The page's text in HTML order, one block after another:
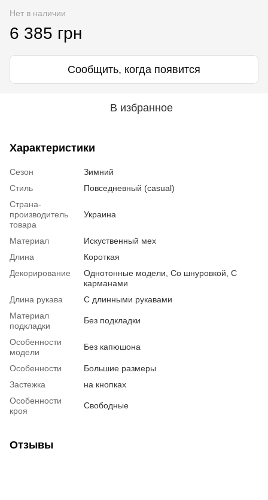
Нет в наличии
6 385 грн
Сообщить, когда появится
В избранное
Характеристики
Сезон
Зимний
Стиль
Повседневный (casual)
Страна-
производитель
товара
Украина
Материал
Искуственный мех
Длина
Короткая
Декорирование
Однотонные модели, Со шнуровкой, С
карманами
Длина рукава
С длинными рукавами
Материал
подкладки
Без подкладки
Особенности
модели
Без капюшона
Особенности
Большие размеры
Застежка
на кнопках
Особенности
кроя
Свободные
Отзывы